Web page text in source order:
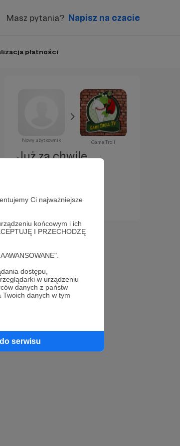
Ci najważniejsze
końcowym i ich
I PRZECHODZĘ
dostępu,
w urządzeniu
danych z państw
danych w tym
serwisu
Masz pytania? Napisz na czacie
płatności
Nowy użytkownik Game Troll
Już za chwilę